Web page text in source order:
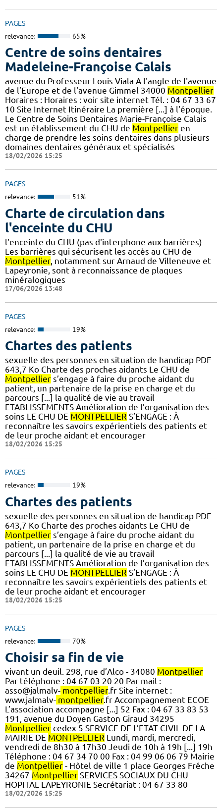
PAGES
relevance: 65%
Centre de soins dentaires
Madeleine-Françoise Calais
avenue du Professeur Louis Viala A l'angle de l'avenue
de l’Europe et de l'avenue Gimmel 34000 Montpellier
Horaires : Horaires : voir site internet Tél. : 04 67 33 67
10 Site Internet Itinéraire La première [...] à l'époque.
Le Centre de Soins Dentaires Marie-Françoise Calais
est un établissement du CHU de Montpellier en
charge de prendre les soins dentaires dans plusieurs
domaines dentaires généraux et spécialisés
18/02/2026 15:25
PAGES
relevance: 51%
Charte de circulation dans
l'enceinte du CHU
l'enceinte du CHU (pas d'interphone aux barrières)
Les barrières qui sécurisent les accès au CHU de
Montpellier, notamment sur Arnaud de Villeneuve et
Lapeyronie, sont à reconnaissance de plaques
minéralogiques
17/06/2026 13:48
PAGES
relevance: 19%
Chartes des patients
sexuelle des personnes en situation de handicap PDF
643,7 Ko Charte des proches aidants Le CHU de
Montpellier s’engage à faire du proche aidant du
patient, un partenaire de la prise en charge et du
parcours [...] la qualité de vie au travail
ETABLISSEMENTS Amélioration de l’organisation des
soins LE CHU DE MONTPELLIER S’ENGAGE : À
reconnaître les savoirs expérientiels des patients et
de leur proche aidant et encourager
18/02/2026 15:25
PAGES
relevance: 19%
Chartes des patients
sexuelle des personnes en situation de handicap PDF
643,7 Ko Charte des proches aidants Le CHU de
Montpellier s’engage à faire du proche aidant du
patient, un partenaire de la prise en charge et du
parcours [...] la qualité de vie au travail
ETABLISSEMENTS Amélioration de l’organisation des
soins LE CHU DE MONTPELLIER S’ENGAGE : À
reconnaître les savoirs expérientiels des patients et
de leur proche aidant et encourager
18/02/2026 15:25
PAGES
relevance: 70%
Choisir sa fin de vie
vivant un deuil. 298, rue d’Alco - 34080 Montpellier
Par téléphone : 04 67 03 20 20 Par mail :
asso@jalmalv- montpellier.fr Site internet :
www.jalmalv- montpellier.fr Accompagnement ECOE
L’association accompagne [...] 52 Fax : 04 67 33 83 53
191, avenue du Doyen Gaston Giraud 34295
Montpellier cedex 5 SERVICE DE L’ETAT CIVIL DE LA
MAIRIE DE MONTPELLIER Lundi, mardi, mercredi,
vendredi de 8h30 à 17h30 Jeudi de 10h à 19h [...] 19h
Téléphone : 04 67 34 70 00 Fax : 04 99 06 06 79 Mairie
de Montpellier - Hôtel de ville 1 place Georges Frêche
34267 Montpellier SERVICES SOCIAUX DU CHU
HOPITAL LAPEYRONIE Secrétariat : 04 67 33 80
18/02/2026 15:25